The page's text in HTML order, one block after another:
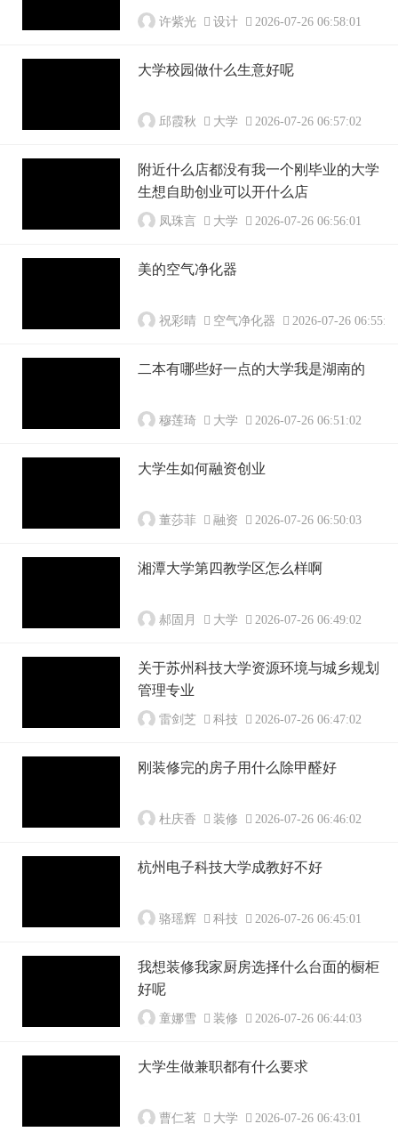
许紫光 设计 2026-07-26 06:58:01
大学校园做什么生意好呢
邱霞秋 大学 2026-07-26 06:57:02
附近什么店都没有我一个刚毕业的大学
生想自助创业可以开什么店
凤珠言 大学 2026-07-26 06:56:01
美的空气净化器
祝彩晴 空气净化器 2026-07-26 06:55:02
二本有哪些好一点的大学我是湖南的
穆莲琦 大学 2026-07-26 06:51:02
大学生如何融资创业
董莎菲 融资 2026-07-26 06:50:03
湘潭大学第四教学区怎么样啊
郝固月 大学 2026-07-26 06:49:02
关于苏州科技大学资源环境与城乡规划
管理专业
雷剑芝 科技 2026-07-26 06:47:02
刚装修完的房子用什么除甲醛好
杜庆香 装修 2026-07-26 06:46:02
杭州电子科技大学成教好不好
骆瑶辉 科技 2026-07-26 06:45:01
我想装修我家厨房选择什么台面的橱柜
好呢
童娜雪 装修 2026-07-26 06:44:03
大学生做兼职都有什么要求
曹仁茗 大学 2026-07-26 06:43:01